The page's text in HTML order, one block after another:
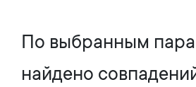
По выбранным
найдено